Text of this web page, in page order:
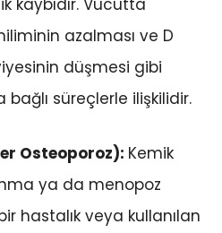
kaybıdır. Vücutta
azalması ve D
düşmesi gibi
süreçlerle ilişkilidir.
Osteoporoz): Kemik
ya da menopoz
hastalık veya kullanılan